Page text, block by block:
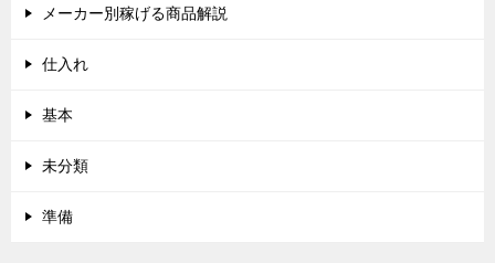
メーカー別稼げる商品解説
仕入れ
基本
未分類
準備